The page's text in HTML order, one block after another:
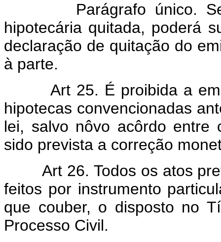
Parágrafo único. Se
hipotecária quitada, poderá
declaração de quitação do
à parte.
Art 25. É proibida a
hipotecas convencionadas
lei, salvo nôvo acôrdo entre
sido prevista a correção
Art 26. Todos os atos
feitos por instrumento
que couber, o disposto no
Processo Civil.